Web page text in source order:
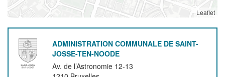
Leaflet
ADMINISTRATION COMMUNALE DE SAINT-
JOSSE-TEN-NOODE
Av. de l’Astronomie 12-13